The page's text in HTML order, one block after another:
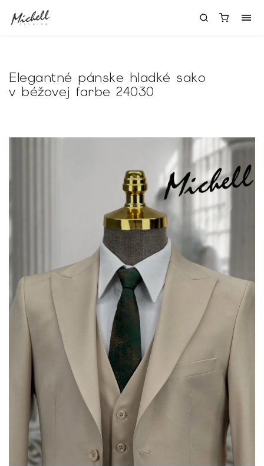
Elegantné pánske hladké sako
v béžovej farbe 24030